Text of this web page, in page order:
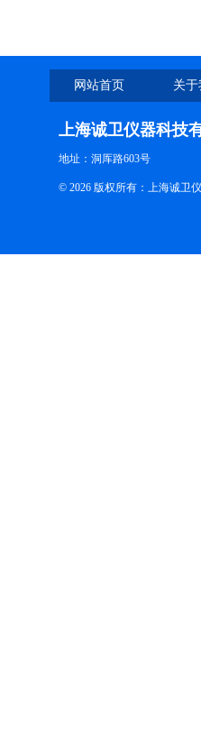
网站首页 关
上海诚卫仪器科技
地址：洞厍路603号
© 2026 版权所有：上海诚卫